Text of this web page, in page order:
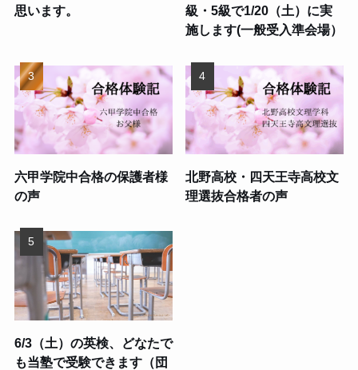
思います。
級・5級で1/20（土）に実
施します(一般受入準会場）
六甲学院中合格の保護者様
の声
北野高校・四天王寺高校文
理選抜合格者の声
6/3（土）の英検、どなたで
も当塾で受験できます（団